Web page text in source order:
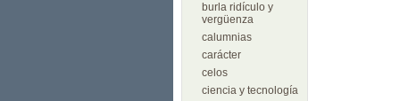
burla ridículo y
vergüenza
calumnias
carácter
celos
ciencia y tecnología